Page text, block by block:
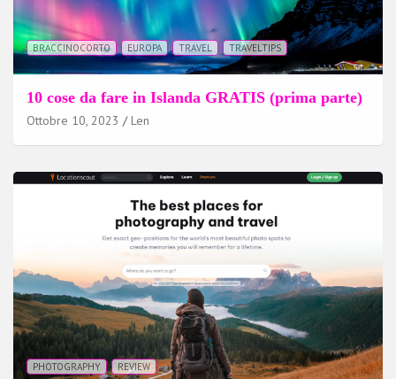
BRACCINOCORTO EUROPA TRAVEL TRAVELTIPS
10 cose da fare in Islanda GRATIS (prima parte)
Ottobre 10, 2023 Len
PHOTOGRAPHY REVIEW